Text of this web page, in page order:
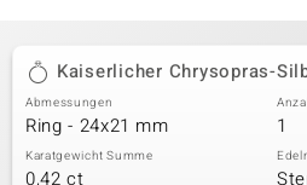
Kaiserlicher Chrysopras-
Abmessungen
Ring - 24x21 mm 1
Karatgewicht Summe
0,42 ct